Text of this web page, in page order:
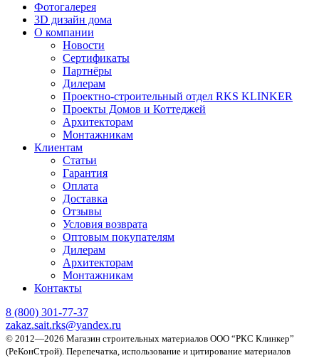
Фотогалерея
3D дизайн дома
О компании
Новости
Сертификаты
Партнёры
Дилерам
Проектно-строительный отдел RKS KLINKER
Проекты Домов и Коттеджей
Архитекторам
Монтажникам
Клиентам
Статьи
Гарантия
Оплата
Доставка
Отзывы
Условия возврата
Оптовым покупателям
Дилерам
Архитекторам
Монтажникам
Контакты
8 (800) 301-77-37
zakaz.sait.rks@yandex.ru
© 2012—2026 Магазин строительных материалов ООО “РКС Клинкер”
(РеКонСтрой). Перепечатка, использование и цитирование материалов